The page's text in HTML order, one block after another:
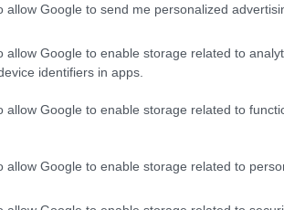
allow Google to send me personalized
allow Google to enable storage related to
identifiers in apps.
allow Google to enable storage related to
allow Google to enable storage related to
Κοζάνης: Σεμινάριο
ΜΜ - ΕΝΗΜΕΡΏΘΗΚΕ ΣΤΙΣ 14 ΑΠΡΙΛΊΟΥ 2026, 5:50 ΜΜ
αναγνωρίζοντας τις ανάγκες για